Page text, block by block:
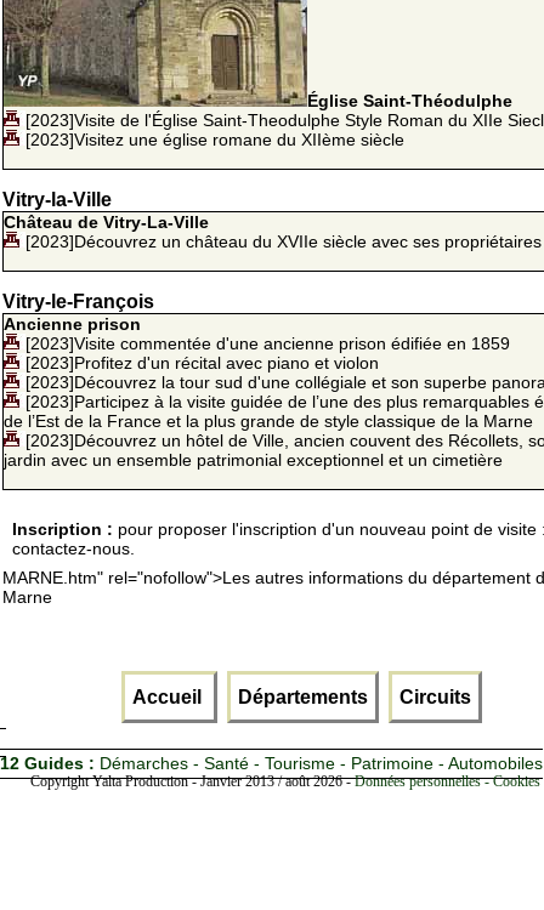
Église Saint-Théodulphe
[2023]Visite de l'Église Saint-Theodulphe Style Roman du XIIe
[2023]Visitez une église romane du XIIème siècle
Vitry-la-Ville
Château de Vitry-La-Ville
[2023]Découvrez un château du XVIIe siècle avec ses propriétaires
Vitry-le-François
Ancienne prison
[2023]Visite commentée d'une ancienne prison édifiée en 1859
[2023]Profitez d'un récital avec piano et violon
[2023]Découvrez la tour sud d'une collégiale et son superbe
[2023]Participez à la visite guidée de l’une des plus remarquables
de l’Est de la France et la plus grande de style classique de la Marne
[2023]Découvrez un hôtel de Ville, ancien couvent des Récollets,
jardin avec un ensemble patrimonial exceptionnel et un cimetière
Inscription : pour proposer l'inscription d'un nouveau point de visite
contactez-nous.
MARNE.htm" rel="nofollow">Les autres informations du département
Marne
Accueil Départements Circuits
12 Guides : Démarches - Santé - Tourisme - Patrimoine - Automobiles
Copyright Yalta Production - Janvier 2013 / août 2026 -Données personnelles -